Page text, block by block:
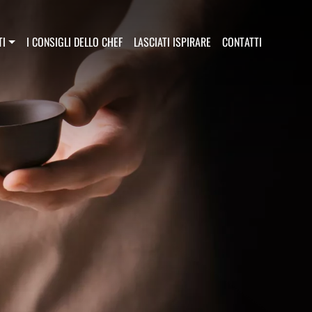
I CONSIGLI DELLO CHEF LASCIATI ISPIRARE CONTATTI